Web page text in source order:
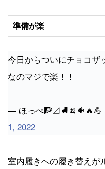
準備が楽
今日からついにチョコザ
なのマジで楽！！
— ほっぺ🧗⊿⛸🍌🐠🔥💪
1, 2022
室内履きへの履き替えが